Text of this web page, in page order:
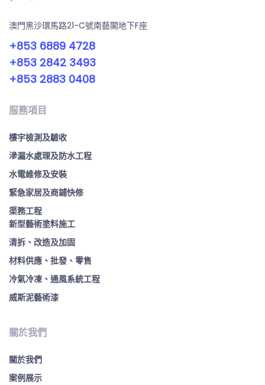
澳門黑沙環馬路21-C號南藝閣地下F座
+853 6889 4728
+853 2842 3493
+853 2883 0408
服務項目
樓宇檢測及驗收
滲漏水處理及防水工程
水電維修及安裝
緊急家居及商鋪快修
渠務工程
新型藝術塗料施工
清拆、改造及加固
材料供應、批發、零售
冷氣冷凍、通風系統工程
威斯泥藝術漆
關於我們
關於我們
案例展示